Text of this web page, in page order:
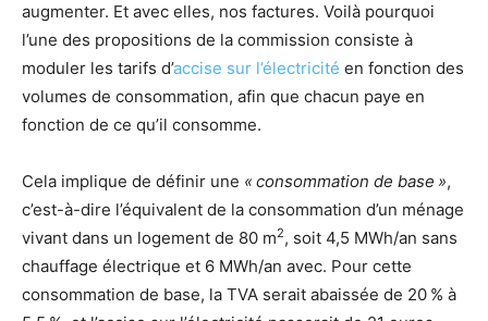
augmenter. Et avec elles, nos factures. Voilà pourquoi
l’une des propositions de la commission consiste à
moduler les tarifs d’accise sur l’électricité en fonction des
volumes de consommation, afin que chacun paye en
fonction de ce qu’il consomme.
Cela implique de définir une «consommation de base »,
c’est-à-dire l’équivalent de la consommation d’un ménage
vivant dans un logement de 80 m2, soit 4,5 MWh/an sans
chauffage électrique et 6 MWh/an avec. Pour cette
consommation de base, la TVA serait abaissée de 20 % à